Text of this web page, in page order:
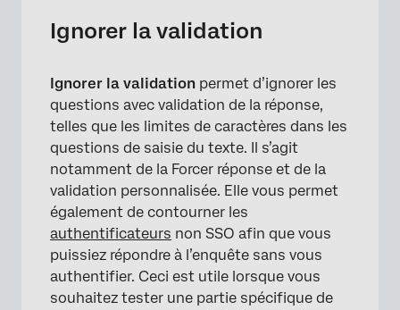
Ignorer la validation
Ignorer la validation permet d’ignorer les
questions avec validation de la réponse,
telles que les limites de caractères dans les
questions de saisie du texte. Il s’agit
notamment de la Forcer réponse et de la
validation personnalisée. Elle vous permet
également de contourner les
authentificateurs non SSO afin que vous
puissiez répondre à l’enquête sans vous
authentifier. Ceci est utile lorsque vous
souhaitez tester une partie spécifique de